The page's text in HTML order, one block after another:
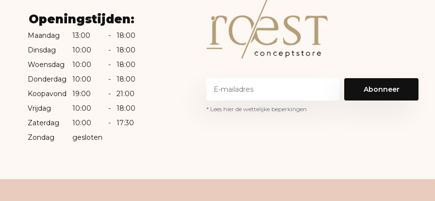
Openingstijden:
Maandag 13:00 -
18:00
Dinsdag
10:00 -
18:00
Woensdag
10:00 -
18:00
Donderdag
10:00 -
18:00
Koopavond
19:00 -
21:00
Vrijdag
10:00 -
18:00
Zaterdag
10:00 -
17:30
Zondag
gesloten
Abonneer
* Lees hier de wettelijke beperkingen